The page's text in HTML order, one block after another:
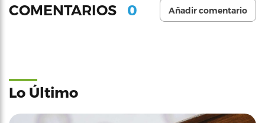
COMENTARIOS 0 Añadir comentario
Lo Último